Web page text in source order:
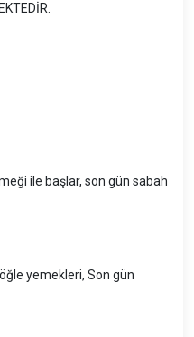
ile başlar, son gün sabah
yemekleri, Son gün